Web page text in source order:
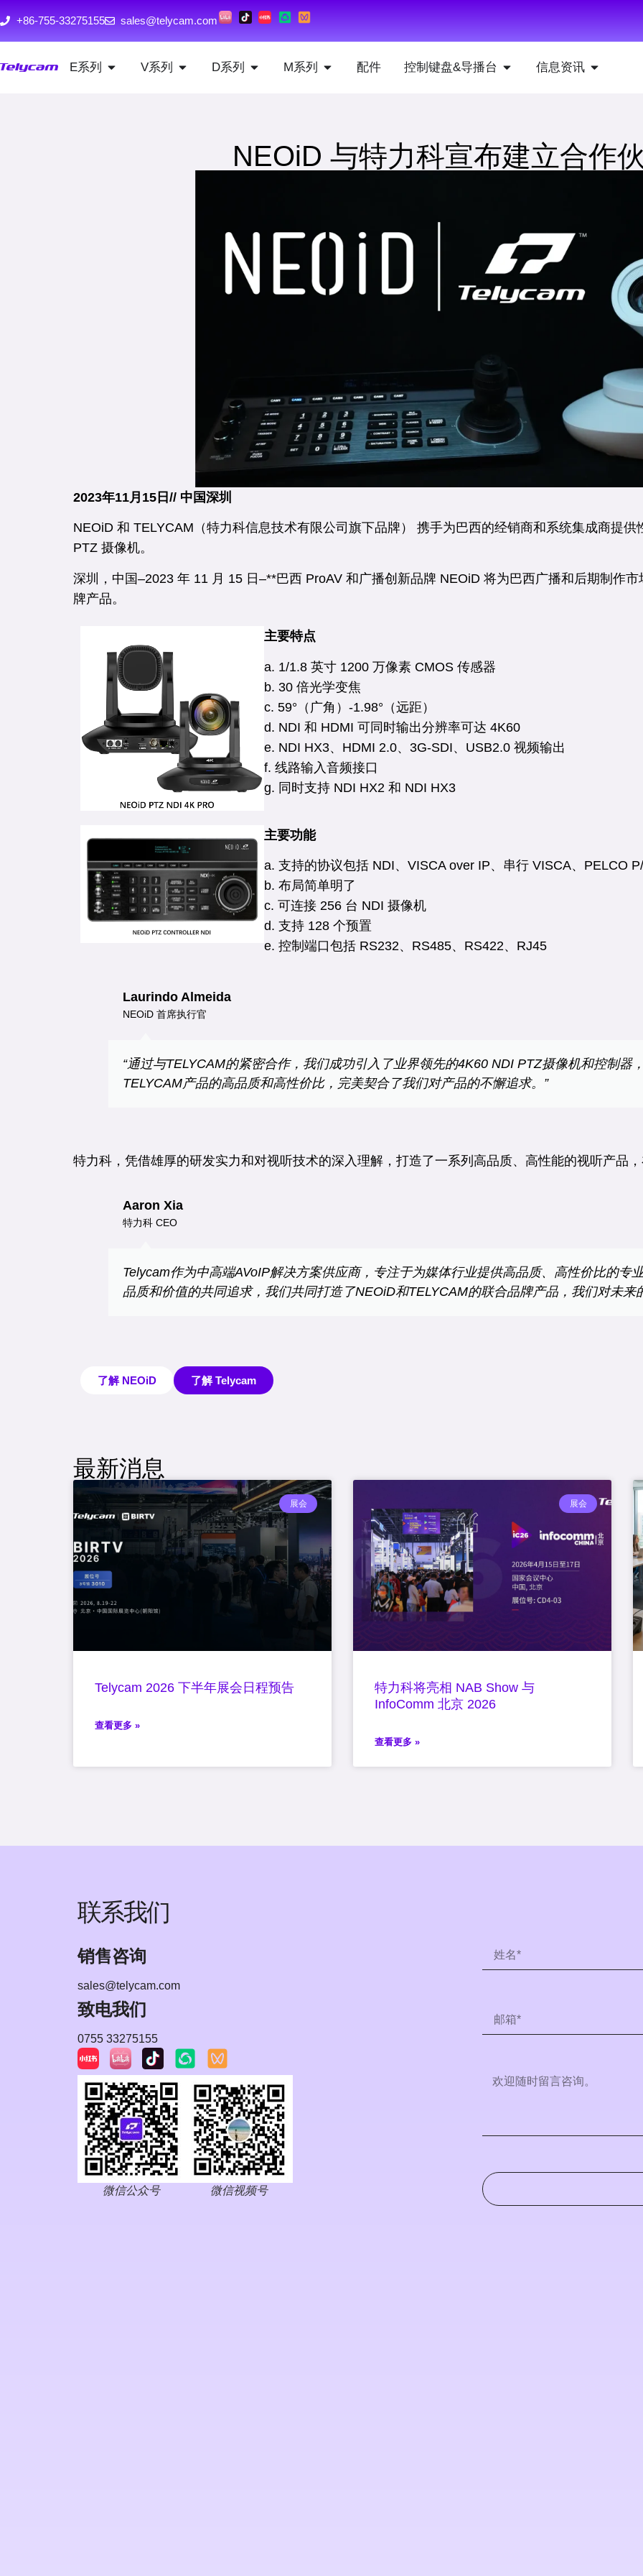
+86-755-33275155 sales@telycam.com
E系列 V系列 D系列 M系列 配件 控制键盘&导播台 信息资讯
NEOiD 与特力科宣布建立合作
2023年11月15日// 中国深圳
NEOiD 和 TELYCAM（特力科信息技术有限公司旗下品牌） 携手为巴西的经销商和系统集成商提
PTZ 摄像机。
深圳，中国–2023 年 11 月 15 日–**巴西 ProAV 和广播创新品牌 NEOiD 将为巴西广播和后期制作
牌产品。
主要特点
a. 1/1.8 英寸 1200 万像素 CMOS 传感器
b. 30 倍光学变焦
c. 59°（广角）-1.98°（远距）
d. NDI 和 HDMI 可同时输出分辨率可达 4K60
e. NDI HX3、HDMI 2.0、3G-SDI、USB2.0 视频输出
f. 线路输入音频接口
g. 同时支持 NDI HX2 和 NDI HX3
主要功能
a. 支持的协议包括 NDI、VISCA over IP、串行 VISCA、PELCO
b. 布局简单明了
c. 可连接 256 台 NDI 摄像机
d. 支持 128 个预置
e. 控制端口包括 RS232、RS485、RS422、RJ45
“通过与TELYCAM的紧密合作，我们成功引入了业界领先的4K60 NDI PTZ摄像机和控制器
TELYCAM产品的高品质和高性价比，完美契合了我们对产品的不懈追求。”
Laurindo Almeida
NEOiD 首席执行官
特力科，凭借雄厚的研发实力和对视听技术的深入理解 ，打造了一系列 高品质、 高性能的视听产品
Telycam作为中高端AVoIP解决方案供应商，专注于为媒体行业提供高品质、高性价比的专
品质和价值的共同追求，我们共同打造了NEOiD和TELYCAM的联合品牌产品，我们对未来
Aaron Xia
特力科 CEO
了解 NEOiD 了解 Telycam
最新消息
展会
Telycam 2026 下半年展会日程预告
查看更多 »
展会
特力科将亮相 NAB Show 与
InfoComm 北京 2026
查看更多 »
联系我们
销售咨询
sales@telycam.com
致电我们
0755 33275155
微信公众号 微信视频号